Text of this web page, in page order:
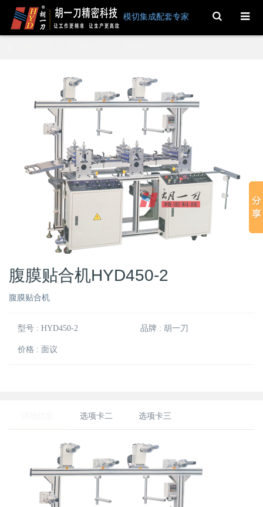
模切集成配套专家 Toggle
Search
腹膜贴合机HYD450-2
腹膜贴合机
型号 : HYD450-2 品牌 : 胡一刀
价格 : 面议
选项卡二 选项卡三